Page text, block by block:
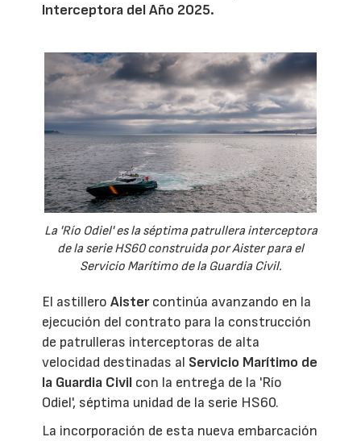
Interceptora del Año 2025.
La 'Río Odiel' es la séptima patrullera interceptora
de la serie HS60 construida por Aister para el
Servicio Marítimo de la Guardia Civil.
El astilleroAistercontinúa avanzando en la
ejecución del contrato para la construcción
de patrulleras interceptoras de alta
velocidad destinadas al Servicio Marítimo de
la Guardia Civil con la entrega de la 'Río
Odiel', séptima unidad de la serie HS60.
La incorporación de esta nueva embarcación